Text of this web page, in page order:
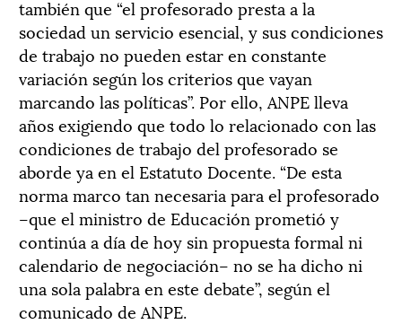
también que “el profesorado presta a la
sociedad un servicio esencial, y sus condiciones
de trabajo no pueden estar en constante
variación según los criterios que vayan
marcando las políticas”. Por ello, ANPE lleva
años exigiendo que todo lo relacionado con las
condiciones de trabajo del profesorado se
aborde ya en el Estatuto Docente. “De esta
norma marco tan necesaria para el profesorado
–que el ministro de Educación prometió y
continúa a día de hoy sin propuesta formal ni
calendario de negociación– no se ha dicho ni
una sola palabra en este debate”, según el
comunicado de ANPE.